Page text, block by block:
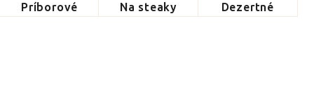
Príborové Na steaky Dezertné